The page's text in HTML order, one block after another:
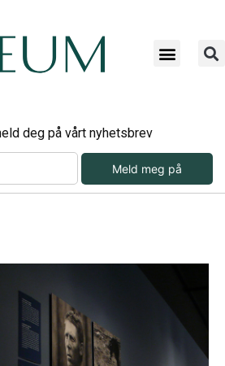
deg på vårt nyhetsbrev
Meld meg på